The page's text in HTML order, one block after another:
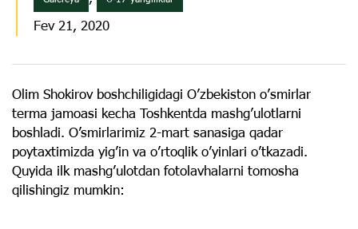
Fev 21, 2020
Olim Shokirov boshchiligidagi Oʼzbekiston oʼsmirlar
terma jamoasi kecha Toshkentda mashg’ulotlarni
boshladi. O’smirlarimiz 2-mart sanasiga qadar
poytaxtimizda yigʼin va o’rtoqlik o’yinlari o’tkazadi.
Quyida ilk mashg’ulotdan fotolavhalarni tomosha
qilishingiz mumkin: